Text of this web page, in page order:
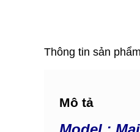
Thông tin sản phẩm
Mô tả